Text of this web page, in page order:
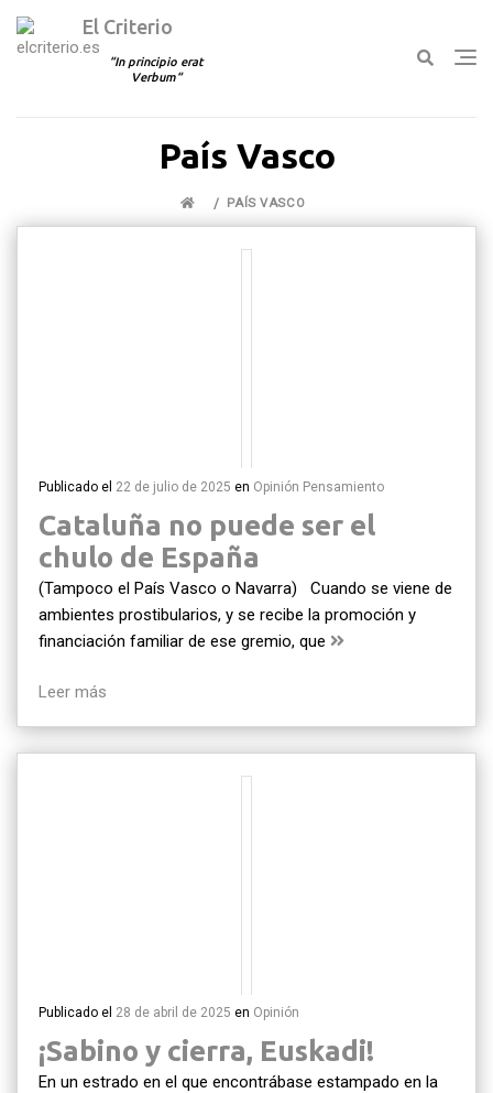
El Criterio
In principio erat
Verbum
País Vasco
PAÍS VASCO
Publicado el 22 de julio de 2025 en Opinión Pensamiento
Cataluña no puede ser el
chulo de España
(Tampoco el País Vasco o Navarra) Cuando se viene de
ambientes prostibularios, y se recibe la promoción y
financiación familiar de ese gremio, que
Leer más
Publicado el 28 de abril de 2025 en Opinión
¡Sabino y cierra, Euskadi!
En un estrado en el que encontrábase estampado en la